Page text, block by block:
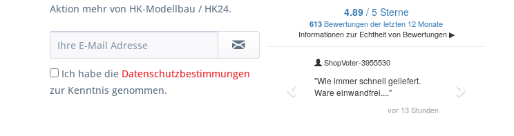
Aktion mehr von HK-Modellbau / HK24.
Ich habe die Datenschutzbestimmungen
zur Kenntnis genommen.